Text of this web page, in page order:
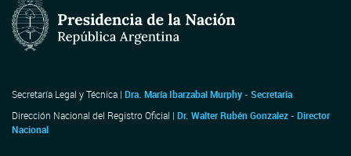
Secretaría Legal y Técnica | Dra. María Ibarzabal Murphy - Secretaria
Dirección Nacional del Registro Oficial | Dr. Walter Rubén Gonzalez - Director
Nacional